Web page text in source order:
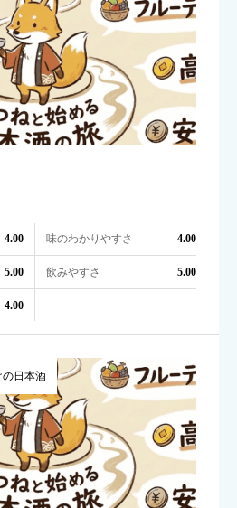
4.00 味のわかりやすさ 4.00
5.00 飲みやすさ 5.00
4.00
の日本酒